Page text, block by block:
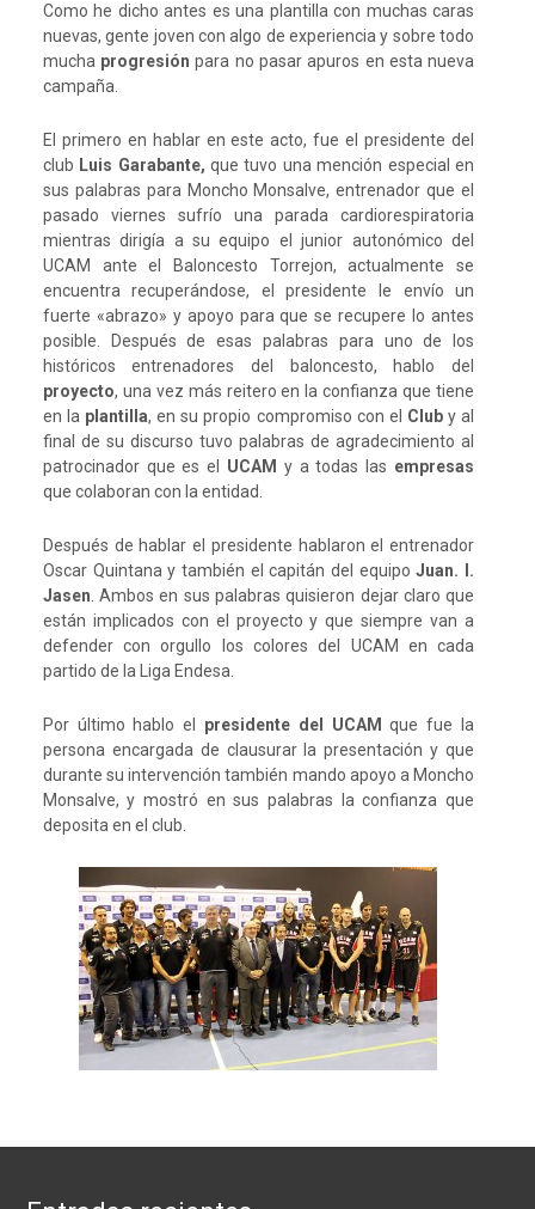
Como he dicho antes es una plantilla con muchas caras
nuevas, gente joven con algo de experiencia y sobre todo
mucha progresión para no pasar apuros en esta nueva
campaña.
El primero en hablar en este acto, fue el presidente del
club Luis Garabante, que tuvo una mención especial en
sus palabras para Moncho Monsalve, entrenador que el
pasado viernes sufrío una parada cardiorespiratoria
mientras dirigía a su equipo el junior autonómico del
UCAM ante el Baloncesto Torrejon, actualmente se
encuentra recuperándose, el presidente le envío un
fuerte «abrazo» y apoyo para que se recupere lo antes
posible. Después de esas palabras para uno de los
históricos entrenadores del baloncesto, hablo del
proyecto, una vez más reitero en la confianza que tiene
en la plantilla, en su propio compromiso con el Cluby al
final de su discurso tuvo palabras de agradecimiento al
patrocinador que es el UCAM y a todas las empresas
que colaboran con la entidad.
Después de hablar el presidente hablaron el entrenador
Oscar Quintana y también el capitán del equipoJuan. I.
Jasen . Ambos en sus palabras quisieron dejar claro que
están implicados con el proyecto y que siempre van a
defender con orgullo los colores del UCAM en cada
partido de la Liga Endesa.
Por último hablo el presidente del UCAM que fue la
persona encargada de clausurar la presentación y que
durante su intervención también mando apoyo a Moncho
Monsalve, y mostró en sus palabras la confianza que
deposita en el club.